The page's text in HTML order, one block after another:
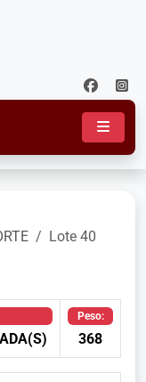
Lote 40
Peso:
368